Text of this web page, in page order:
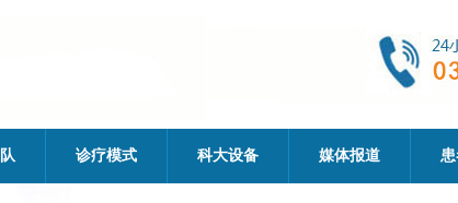
诊疗模式 科大设备 媒体报道 患